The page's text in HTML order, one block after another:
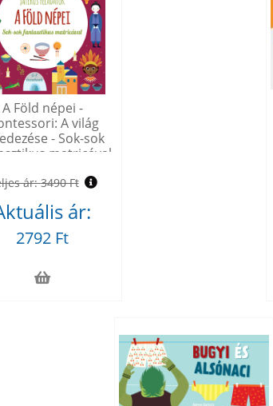
A Föld népei -
A világ
- Sok-sok
matricával
ár:3490 Ft
ár:
2792 Ft